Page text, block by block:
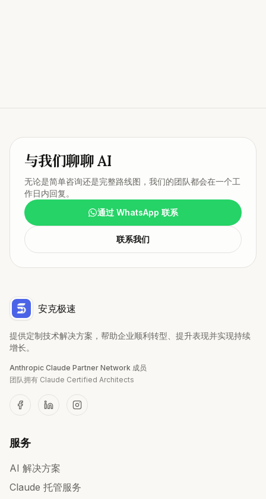
与我们聊聊 AI
无论是简单咨询还是完整路线图，我们的团队都会在一个工
作日内回复。
通过 WhatsApp 联系
联系我们
安克极速
提供定制技术解决方案，帮助企业顺利转型、提升表现并实现持续
增长。
Anthropic Claude Partner Network 成员
团队拥有 Claude Certified Architects
服务
AI 解决方案
Claude 托管服务